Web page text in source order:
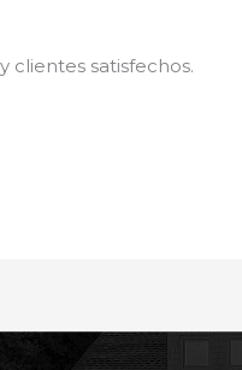
clientes satisfechos.